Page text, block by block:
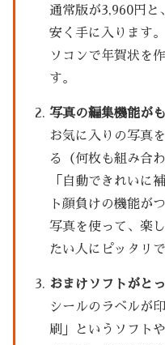
通常版が3,960円と
安く手に入ります
ソコンで年賀状を
す。
写真の編集機能が
お気に入りの写真
る（何枚も組み合
「自動できれいに
ト顔負けの機能が
写真を使って、楽
たい人にピッタリで
おまけソフトがと
シールのラベルが
刷」というソフト